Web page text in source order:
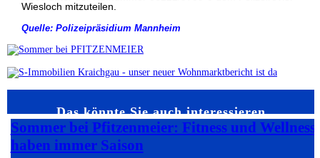
Wiesloch mitzuteilen.
Quelle: Polizeipräsidium Mannheim
Das könnte Sie auch interessieren…
Sommer bei Pfitzenmeier: Fitness und Wellness
haben immer Saison